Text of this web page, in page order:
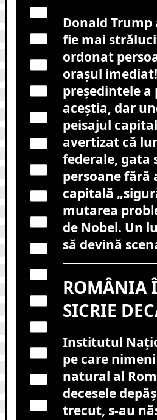
Donald Trump
fie mai
ordonat
orașul
președintele
aceștia, dar
peisajul
avertizat că
federale, gata
persoane fără
capitală
mutarea
de Nobel. Un
să devină
ROMÂNIA
SICRIE
Institutul
pe care
natural al
decesele
trecut, s-au